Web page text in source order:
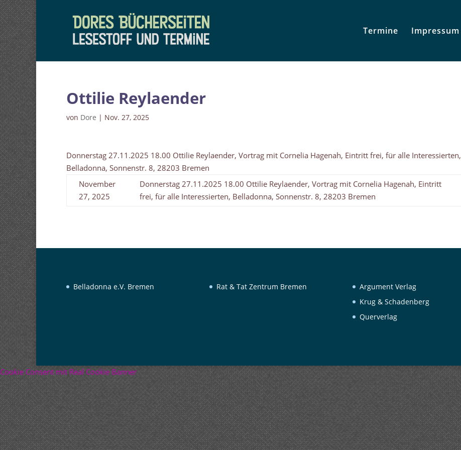
Termine Impressum
Ottilie Reylaender
von Dore | Nov. 27, 2025
Donnerstag 27.11.2025 18.00 Ottilie Reylaender, Vortrag mit Cornelia Hagenah, Eintritt frei, für alle Interessierten,
Belladonna, Sonnenstr. 8, 28203 Bremen
November
27, 2025
Donnerstag 27.11.2025 18.00 Ottilie Reylaender, Vortrag mit Cornelia Hagenah, Eintritt
frei, für alle Interessierten, Belladonna, Sonnenstr. 8, 28203 Bremen
Belladonna e.V. Bremen Rat & Tat Zentrum Bremen
Argument Verlag
Krug & Schadenberg
Querverlag
Cookie Consent mit Real Cookie Banner